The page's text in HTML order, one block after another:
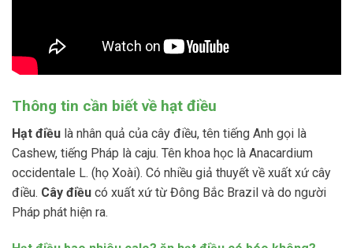
Thông tin cần biết về hạt điều
Hạt điều là nhân quả của cây điều, tên tiếng Anh gọi là
Cashew, tiếng Pháp là caju. Tên khoa học là Anacardium
occidentale L. (họ Xoài). Có nhiều giả thuyết về xuất xứ cây
điều. Cây điều có xuất xứ từ Đông Bắc Brazil và do người
Pháp phát hiện ra.